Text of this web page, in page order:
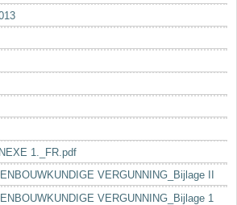
1._FR.pdf
VERGUNNING_Bijlage II
VERGUNNING_Bijlage 1